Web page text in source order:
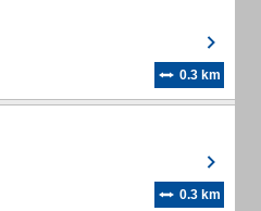
0.3 km
0.3 km